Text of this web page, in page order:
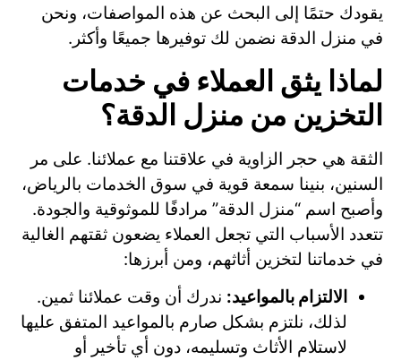
يقودك حتمًا إلى البحث عن هذه المواصفات، ونحن
في منزل الدقة نضمن لك توفيرها جميعًا وأكثر.
لماذا يثق العملاء في خدمات
التخزين من منزل الدقة؟
الثقة هي حجر الزاوية في علاقتنا مع عملائنا. على مر
السنين، بنينا سمعة قوية في سوق الخدمات بالرياض،
وأصبح اسم “منزل الدقة” مرادفًا للموثوقية والجودة.
تتعدد الأسباب التي تجعل العملاء يضعون ثقتهم الغالية
في خدماتنا لتخزين أثاثهم، ومن أبرزها:
الالتزام بالمواعيد: ندرك أن وقت عملائنا ثمين.
لذلك، نلتزم بشكل صارم بالمواعيد المتفق عليها
لاستلام الأثاث وتسليمه، دون أي تأخير أو